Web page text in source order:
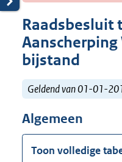
Raadsbesluit
bijstand
Geldend van 01-01-
Algemeen
Toon volledige